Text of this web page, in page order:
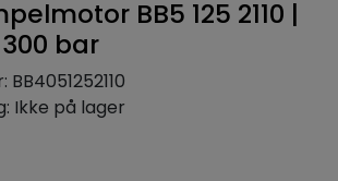
BB5 125 2110 |
bar
BB4051252110
Ikke på lager